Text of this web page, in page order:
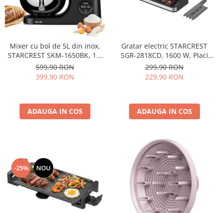
Mixer cu bol de 5L din inox,
STARCREST SKM-1650BK, 1.5
kg aluat, putere 1600W, 3
accesorii, 8 viteze + Turbo,
Negru
599,90 RON
399,90 RON
ADAUGA IN COS
Gratar electric STARCREST
SGR-2818CD, 1600 W, Placi
detasabile cu invelis ceramic,
Control digital, 7 moduri de
gătire presetate, Deschidere
28.8 x 18.4 cm, Spatula curata
299,90 RON
229,90 RON
ADAUGA IN COS
-25% NOU